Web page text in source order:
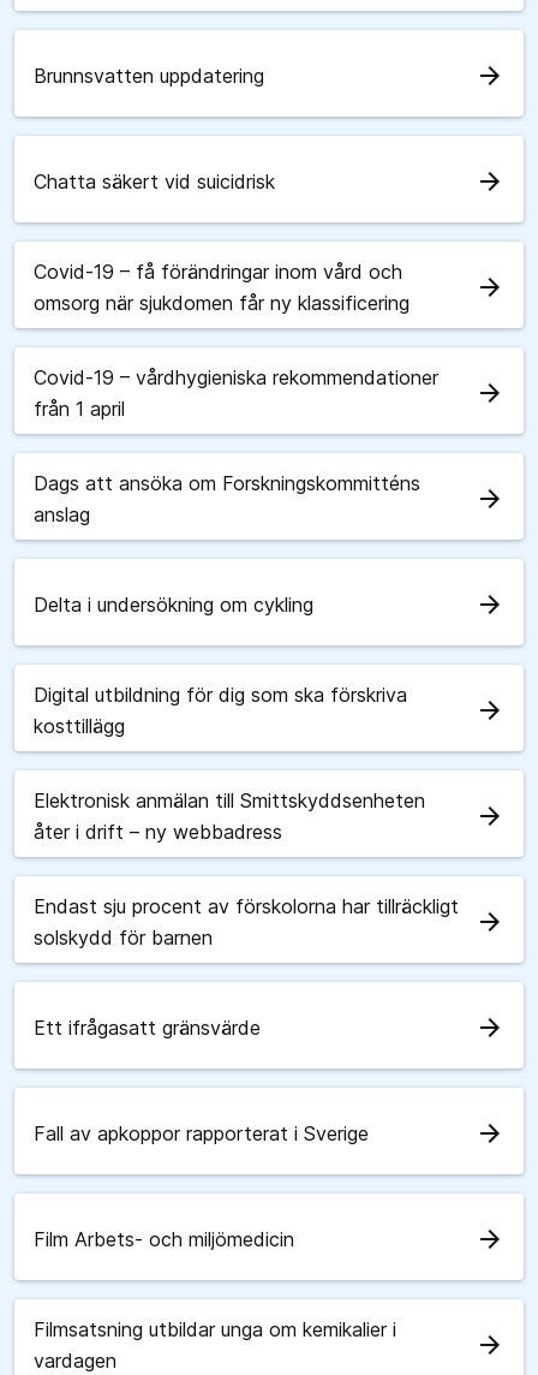
Brunnsvatten uppdatering arrow_forward
Chatta säkert vid suicidrisk arrow_forward
Covid-19 – få förändringar inom vård och
omsorg när sjukdomen får ny klassificering
arrow_forward
Covid-19 – vårdhygieniska rekommendationer
från 1 april
arrow_forward
Dags att ansöka om Forskningskommitténs
anslag
arrow_forward
Delta i undersökning om cykling arrow_forward
Digital utbildning för dig som ska förskriva
kosttillägg
arrow_forward
Elektronisk anmälan till Smittskyddsenheten
åter i drift – ny webbadress
arrow_forward
Endast sju procent av förskolorna har tillräckligt
solskydd för barnen
arrow_forward
Ett ifrågasatt gränsvärde arrow_forward
Fall av apkoppor rapporterat i Sverige arrow_forward
Film Arbets- och miljömedicin arrow_forward
Filmsatsning utbildar unga om kemikalier i
vardagen
arrow_forward